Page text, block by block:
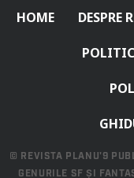
HOME DESPRE
© REVISTA PLANU'9
GENURILE SF ȘI